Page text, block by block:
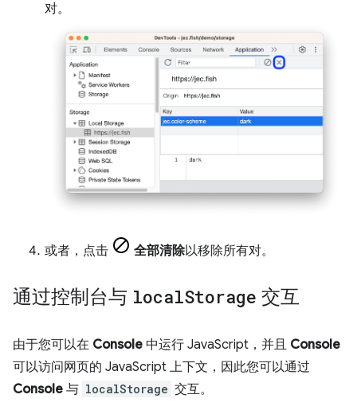
对。
或者，点击 全部清除以移除所有对。
通过控制台与 localStorage 交互
由于您可以在 Console 中运行 JavaScript，并且 Console
可以访问网页的 JavaScript 上下文，因此您可以通过
Console 与 localStorage 交互。